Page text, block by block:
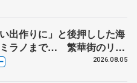
出作りに」と後押しした海
ラノまで… 繁華街のリン
のお兄さんも味方に 小林
2026.08.05